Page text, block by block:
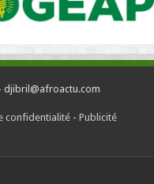
djibril@afroactu.com
confidentialité- Publicité